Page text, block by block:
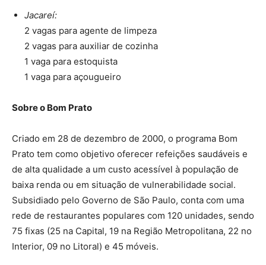
Jacareí:
2 vagas para agente de limpeza
2 vagas para auxiliar de cozinha
1 vaga para estoquista
1 vaga para açougueiro
Sobre o Bom Prato
Criado em 28 de dezembro de 2000, o programa Bom
Prato tem como objetivo oferecer refeições saudáveis e
de alta qualidade a um custo acessível à população de
baixa renda ou em situação de vulnerabilidade social.
Subsidiado pelo Governo de São Paulo, conta com uma
rede de restaurantes populares com 120 unidades, sendo
75 fixas (25 na Capital, 19 na Região Metropolitana, 22 no
Interior, 09 no Litoral) e 45 móveis.